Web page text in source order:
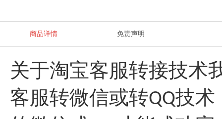
商品详情 免责声明
关于淘宝客服转接技术
客服转微信或转QQ技术